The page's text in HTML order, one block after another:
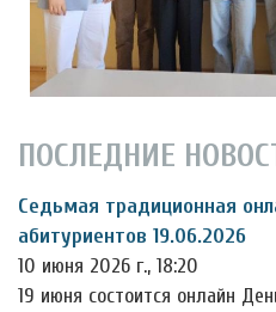
ПОСЛЕДНИЕ
Седьмая традиционная
абитуриентов 19.06.2026
10 июня 2026 г., 18:20
19 июня состоится онлайн